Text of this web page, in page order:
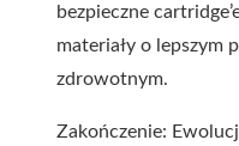
bezpieczne
materiały o lepszym
zdrowotnym.
Zakończenie: